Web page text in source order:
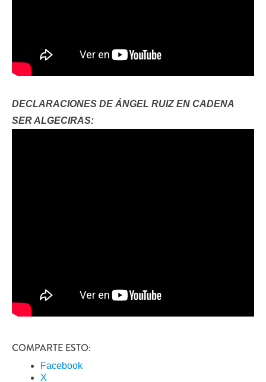
DECLARACIONES DE ÁNGEL RUIZ EN CADENA
SER ALGECIRAS:
COMPARTE ESTO:
Facebook
X